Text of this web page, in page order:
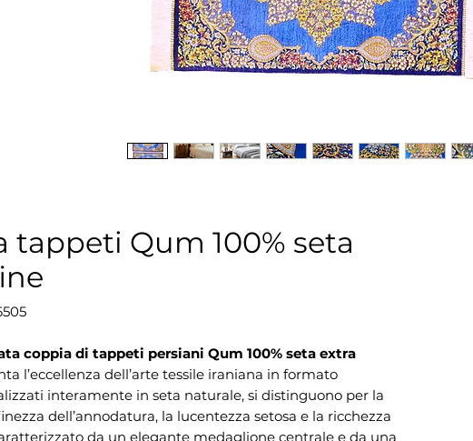
tappeti Qum 100% seta
coppia di tappeti persiani Qum 100% seta extra
l’eccellenza dell’arte tessile iraniana in formato
interamente in seta naturale, si distinguono per la
dell’annodatura, la lucentezza setosa e la ricchezza
da un elegante medaglione centrale e da una